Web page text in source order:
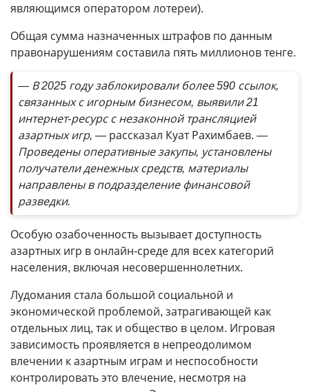
являющимся оператором лотереи).
Общая сумма назначенных штрафов по данным
правонарушениям составила пять миллионов тенге.
— В 2025 году заблокировали более 590 ссылок,
связанных с игорным бизнесом, выявили 21
интернет-ресурс с незаконной трансляцией
азартных игр, — рассказал Куат Рахимбаев. —
Проведены оперативные закупы, установлены
получатели денежных средств, материалы
направлены в подразделение финансовой
разведки.
Особую озабоченность вызывает доступность
азартных игр в онлайн-среде для всех категорий
населения, включая несовершеннолетних.
Лудомания стала большой социальной и
экономической проблемой, затрагивающей как
отдельных лиц, так и общество в целом. Игровая
зависимость проявляется в непреодолимом
влечении к азартным играм и неспособности
контролировать это влечение, несмотря на